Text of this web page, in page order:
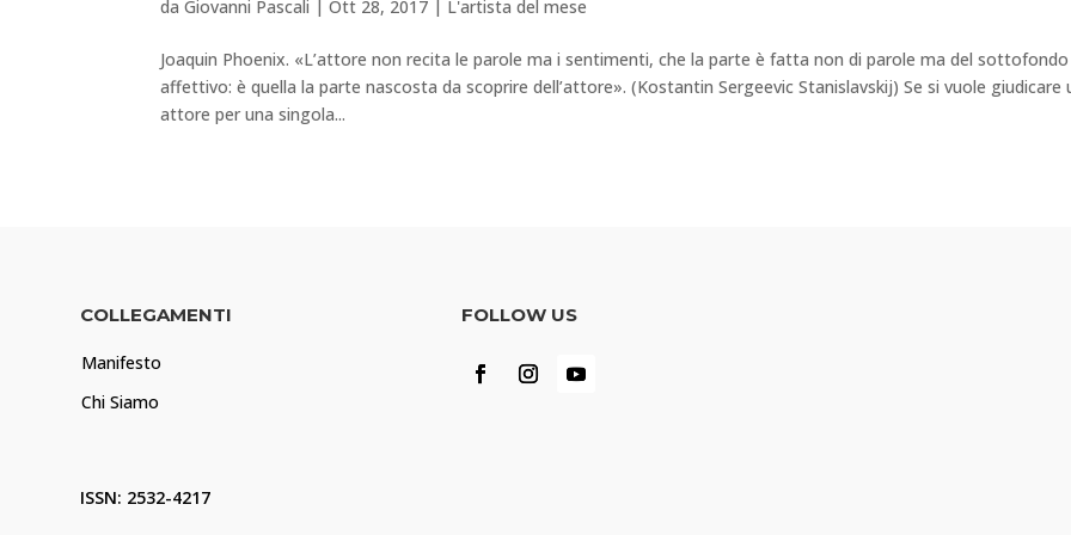
daGiovanni Pascali |Ott 28, 2017 L'artista del mese
Joaquin Phoenix. «L’attore non recita le parole ma i sentimenti, che la parte è fatta non di parole ma del sottofondo
affettivo: è quella la parte nascosta da scoprire dell’attore». (Kostantin Sergeevic Stanislavskij) Se si vuole giudicare
attore per una singola...
COLLEGAMENTI
Manifesto
Chi Siamo
ISSN: 2532-4217
FOLLOW US